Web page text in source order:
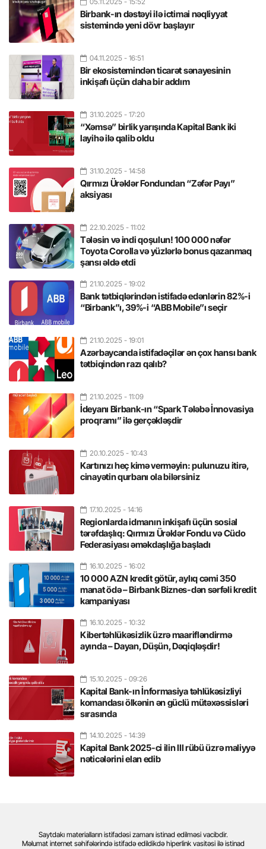
Birbank-ın dəstəyi ilə ictimai nəqliyyat
sistemində yeni dövr başlayır
04.11.2025 - 16:51
Bir ekosistemindən ticarət sənayesinin
inkişafı üçün daha bir addım
31.10.2025 - 17:20
“Xəmsə” birlik yarışında Kapital Bank iki
layihə ilə qalib oldu
31.10.2025 - 14:58
Qırmızı Ürəklər Fondundan “Zəfər Payı”
aksiyası
22.10.2025 - 11:02
Tələsin və indi qoşulun! 100 000 nəfər
Toyota Corolla və yüzlərlə bonus qazanmaq
şansı əldə etdi
21.10.2025 - 19:02
Bank tətbiqlərindən istifadə edənlərin 82%-i
“Birbank”ı, 39%-i “ABB Mobile”ı seçir
21.10.2025 - 19:01
Azərbaycanda istifadəçilər ən çox hansı bank
tətbiqindən razı qalıb?
21.10.2025 - 11:09
İdeyanı Birbank-ın “Spark Tələbə İnnovasiya
proqramı” ilə gerçəkləşdir
20.10.2025 - 10:43
Kartınızı heç kimə verməyin: pulunuzu itirə,
cinayətin qurbanı ola bilərsiniz
17.10.2025 - 14:16
Regionlarda idmanın inkişafı üçün sosial
tərəfdaşlıq: Qırmızı Ürəklər Fondu və Cüdo
Federasiyası əməkdaşlığa başladı
16.10.2025 - 16:02
10 000 AZN kredit götür, aylıq cəmi 350
manat ödə – Birbank Biznes-dən sərfəli kredit
kampaniyası
16.10.2025 - 10:32
Kibertəhlükəsizlik üzrə maarifləndirmə
ayında – Dayan, Düşün, Dəqiqləşdir!
15.10.2025 - 09:26
Kapital Bank-ın İnformasiya təhlükəsizliyi
komandası ölkənin ən güclü mütəxəssisləri
sırasında
14.10.2025 - 14:39
Kapital Bank 2025-ci ilin III rübü üzrə maliyyə
nəticələrini elan edib
Saytdakı materialların istifadəsi zamanı istinad edilməsi vacibdir.
Məlumat internet səhifələrində istifadə edildikdə hiperlink vasitəsi ilə istinad